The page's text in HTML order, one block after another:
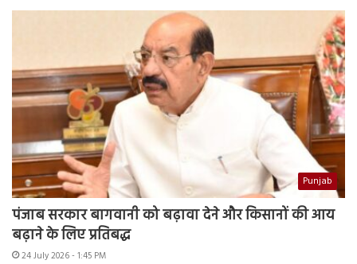
Punjab
पंजाब सरकार बागवानी को बढ़ावा देने और किसानों की आय
बढ़ाने के लिए प्रतिबद्ध
24 July 2026 - 1:45 PM